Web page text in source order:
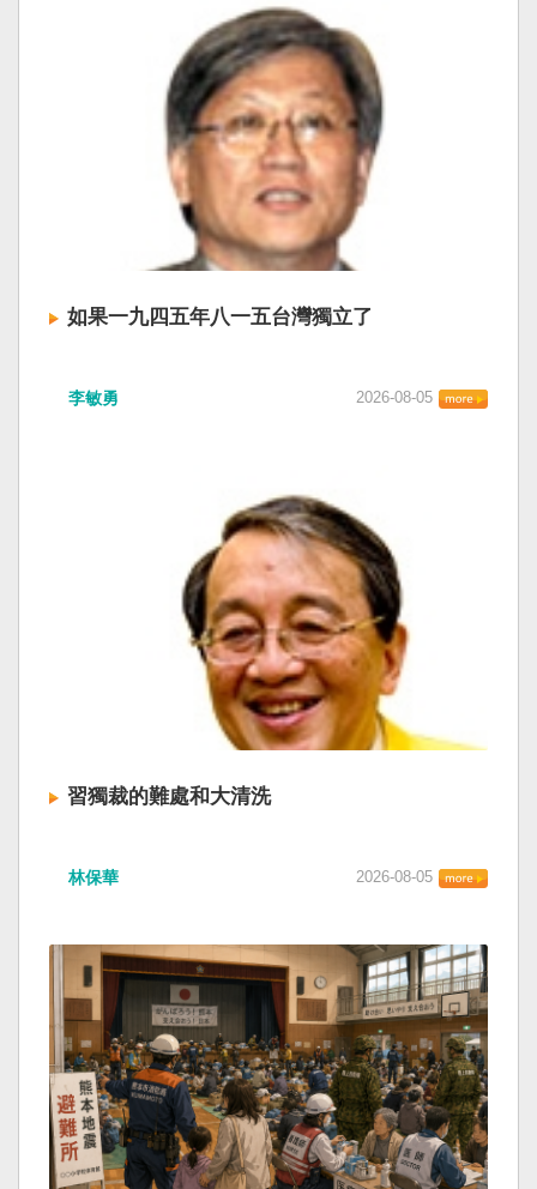
如果一九四五年八一五台灣獨立了
李敏勇 2026-08-05
習獨裁的難處和大清洗
林保華 2026-08-05